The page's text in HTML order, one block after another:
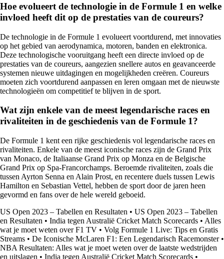
Hoe evolueert de technologie in de Formule 1 en welke
invloed heeft dit op de prestaties van de coureurs?
De technologie in de Formule 1 evolueert voortdurend, met innovaties
op het gebied van aerodynamica, motoren, banden en elektronica.
Deze technologische vooruitgang heeft een directe invloed op de
prestaties van de coureurs, aangezien snellere autos en geavanceerde
systemen nieuwe uitdagingen en mogelijkheden creëren. Coureurs
moeten zich voortdurend aanpassen en leren omgaan met de nieuwste
technologieën om competitief te blijven in de sport.
Wat zijn enkele van de meest legendarische races en
rivaliteiten in de geschiedenis van de Formule 1?
De Formule 1 kent een rijke geschiedenis vol legendarische races en
rivaliteiten. Enkele van de meest iconische races zijn de Grand Prix
van Monaco, de Italiaanse Grand Prix op Monza en de Belgische
Grand Prix op Spa-Francorchamps. Beroemde rivaliteiten, zoals die
tussen Ayrton Senna en Alain Prost, en recentere duels tussen Lewis
Hamilton en Sebastian Vettel, hebben de sport door de jaren heen
gevormd en fans over de hele wereld geboeid.
US Open 2023 – Tabellen en Resultaten • US Open 2023 – Tabellen
en Resultaten • India tegen Australië Cricket Match Scorecards • Alles
wat je moet weten over F1 TV • Volg Formule 1 Live: Tips en Gratis
Streams • De Iconische McLaren F1: Een Legendarisch Racemonster•
NBA Resultaten: Alles wat je moet weten over de laatste wedstrijden
en uitslagen • India tegen Australië Cricket Match Scorecards •